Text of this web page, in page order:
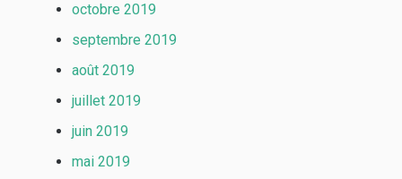
octobre 2019
septembre 2019
août 2019
juillet 2019
juin 2019
mai 2019